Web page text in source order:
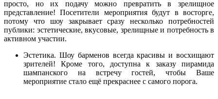
просто, но их подачу можно превратить в зрелищное
представление! Посетители мероприятия будут в восторге,
потому что шоу закрывает сразу несколько потребностей
публики: эстетические, вкусовые, зрелищные и потребность в
активном участии.
Эстетика. Шоу барменов всегда красивы и восхищают
зрителей! Кроме того, доступна к заказу пирамида
шампанского на встречу гостей, чтобы Ваше
мероприятие стало ещё прекраснее с самого порога.